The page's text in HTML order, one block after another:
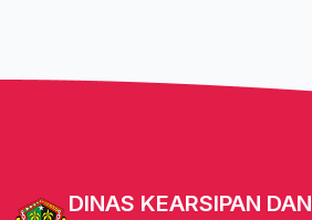
DINAS KEARSIPAN DAN